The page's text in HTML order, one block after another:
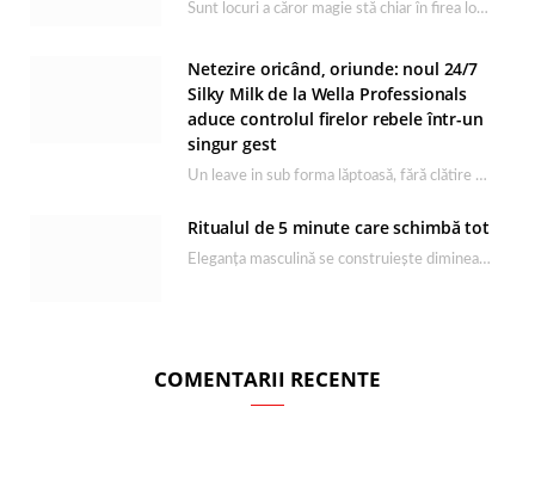
Sunt locuri a căror magie stă chiar în firea lor naturală, iar Lacul Ursu din…
Netezire oricând, oriunde: noul 24/7
Silky Milk de la Wella Professionals
aduce controlul firelor rebele într-un
singur gest
Un leave in sub forma lăptoasă, fără clătire care completează rutina Ultimate Smooth și transformă…
Ritualul de 5 minute care schimbă tot
Eleganța masculină se construiește dimineața, în câteva minute și cu produsele potrivite. O rutină de…
COMENTARII RECENTE